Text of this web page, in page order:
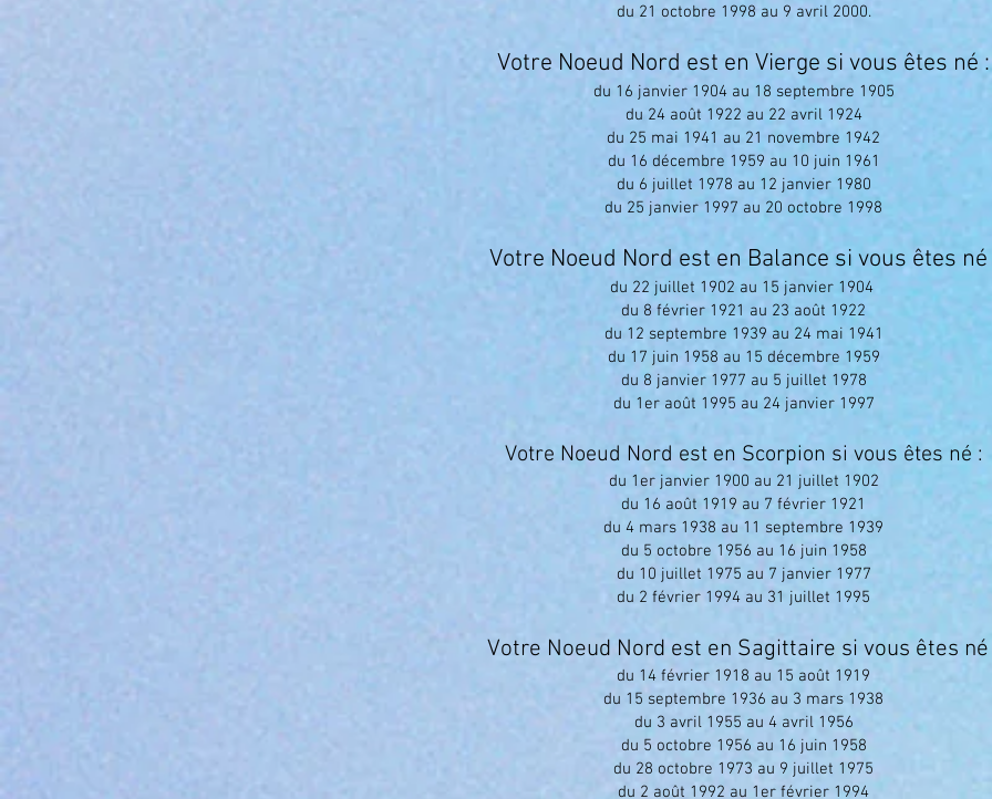
du 21 octobre 1998 au 9 avril 2000.
Votre Noeud Nord est en Vierge si vous êtes né :
du 16 janvier 1904 au 18 septembre 1905
du 24 août 1922 au 22 avril 1924
du 25 mai 1941 au 21 novembre 1942
du 16 décembre 1959 au 10 juin 1961
du 6 juillet 1978 au 12 janvier 1980
du 25 janvier 1997 au 20 octobre 1998
Votre Noeud Nord est en Balance si vous êtes né
du 22 juillet 1902 au 15 janvier 1904
du 8 février 1921 au 23 août 1922
du 12 septembre 1939 au 24 mai 1941
du 17 juin 1958 au 15 décembre 1959
du 8 janvier 1977 au 5 juillet 1978
du 1er août 1995 au 24 janvier 1997
Votre Noeud Nord est en Scorpion si vous êtes né :
du 1er janvier 1900 au 21 juillet 1902
du 16 août 1919 au 7 février 1921
du 4 mars 1938 au 11 septembre 1939
du 5 octobre 1956 au 16 juin 1958
du 10 juillet 1975 au 7 janvier 1977
du 2 février 1994 au 31 juillet 1995
Votre Noeud Nord est en Sagittaire si vous êtes
du 14 février 1918 au 15 août 1919
du 15 septembre 1936 au 3 mars 1938
du 3 avril 1955 au 4 avril 1956
du 5 octobre 1956 au 16 juin 1958
du 28 octobre 1973 au 9 juillet 1975
du 2 août 1992 au 1er février 1994